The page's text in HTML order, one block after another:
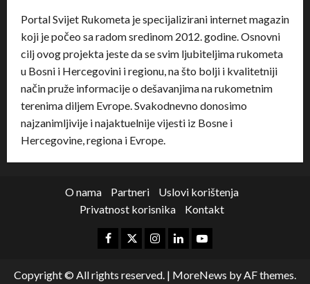
Portal Svijet Rukometa je specijalizirani internet magazin
koji je počeo sa radom sredinom 2012. godine. Osnovni
cilj ovog projekta jeste da se svim ljubiteljima rukometa
u Bosni i Hercegovini i regionu, na što bolji i kvalitetniji
način pruže informacije o dešavanjima na rukometnim
terenima diljem Evrope. Svakodnevno donosimo
najzanimljivije i najaktuelnije vijesti iz Bosne i
Hercegovine, regiona i Evrope.
O nama Partneri
Uslovi korištenja
Privatnost korisnika
Kontakt
Copyright © All rights reserved. | MoreNews by AF themes.